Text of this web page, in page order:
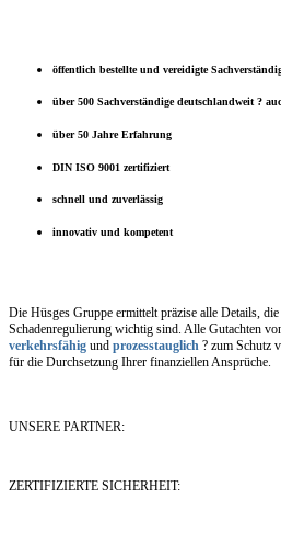
öffentlich bestellte und vereidigte
über 500 Sachverständige deutschlandweit ?
über 50 Jahre Erfahrung
DIN ISO 9001 zertifiziert
schnell und zuverlässig
innovativ und kompetent
Die Hüsges Gruppe ermittelt präzise alle Details,
Schadenregulierung wichtig sind. Alle Gutachten
verkehrsfähig und prozesstauglich ? zum Schutz
für die Durchsetzung Ihrer finanziellen Ansprüche.
UNSERE PARTNER:
ZERTIFIZIERTE SICHERHEIT: